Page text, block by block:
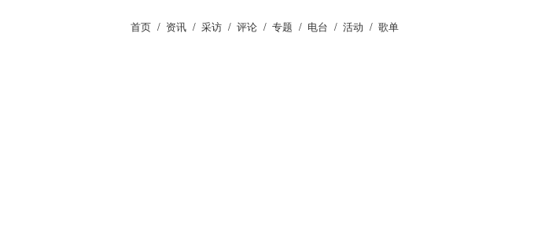
首页 / 资讯 / 采访 / 评论 / 专题 / 电台 / 活动 / 歌单